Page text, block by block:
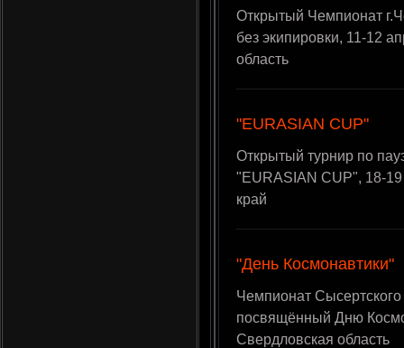
Открытый Чемпионат
без экипировки, 11-12
область
"EURASIAN CUP"
Открытый турнир по
"EURASIAN CUP", 18-19
край
"День Космонавтики"
Чемпионат Сысертского
посвящённый Дню
Свердловская область